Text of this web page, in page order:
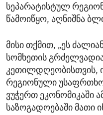
სეპარატისტულ
წამოიწყო, აღნიშნა
მისი თქმით, „ეს
სომხეთის
კეთილდღეობისთვის,
რეგიონული
ვუჭერთ ეკონომიკაში
საზოგადოებაში მათი